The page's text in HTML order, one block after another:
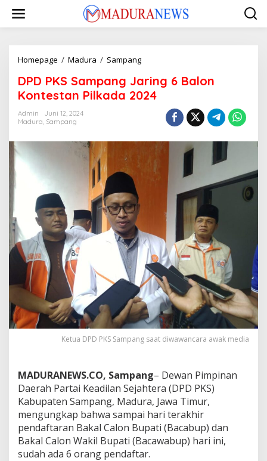
konten
Homepage / Madura / SampangDPD
Sampang
Jaring
6
Kontestan
2024
DPD PKS Sampang Jaring 6 Balon
Kontestan Pilkada 2024
Admin
Juni 12, 2024
Madura, Sampang
Ketua DPD PKS Sampang saat diwawancara awak media
MADURANEWS.CO, Sampang– Dewan Pimpinan
Daerah Partai Keadilan Sejahtera (DPD PKS)
Kabupaten Sampang, Madura, Jawa Timur,
mengungkap bahwa sampai hari terakhir
pendaftaran Bakal Calon Bupati (Bacabup) dan
Bakal Calon Wakil Bupati (Bacawabup) hari ini,
sudah ada 6 orang pendaftar.